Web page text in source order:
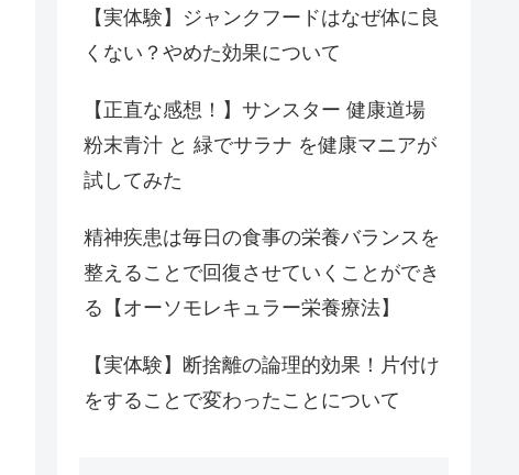
【実体験】ジャンクフードはなぜ体に良
くない？やめた効果について
【正直な感想！】サンスター 健康道場
粉末青汁 と 緑でサラナ を健康マニアが
試してみた
精神疾患は毎日の食事の栄養バランスを
整えることで回復させていくことができ
る【オーソモレキュラー栄養療法】
【実体験】断捨離の論理的効果！片付け
をすることで変わったことについて